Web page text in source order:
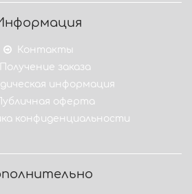
Контакты
Получение заказа
информация
Публичная оферта
конфиденциальности